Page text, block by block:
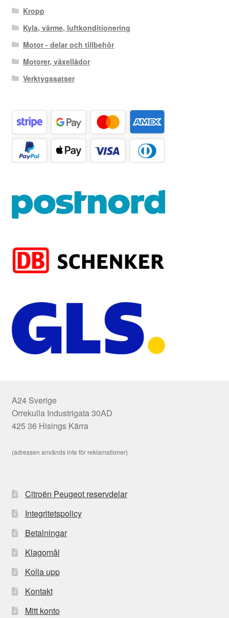
Kropp
Kyla, värme, luftkonditionering
Motor - delar och tillbehör
Motorer, växellådor
Verktygssatser
A24 Sverige
Orrekulla Industrigata 30AD
425 36 Hisings Kärra
(adressen används inte för reklamationer)
Citroën Peugeot reservdelar
Integritetspolicy
Betalningar
Klagomål
Kolla upp
Kontakt
Mitt konto